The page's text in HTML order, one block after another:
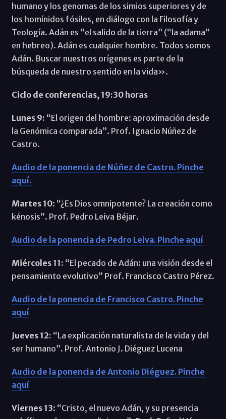
humano y los genomas de los simios superiores y de
los homínidos fósiles, en diálogo con la Filosofía y
Teología. Adán es “el salido de la tierra” (“la adama”
en hebreo). Adán es cualquier hombre. Todos somos
Adán. Buscar nuestros orígenes es parte de la
búsqueda de nuestro sentido en la vida».
Ciclo de conferencias, 19:30 horas
Lunes 9: “El origen del hombre: aproximación desde
la Genómica comparada”. Prof. Ignacio Núñez de
Castro.
Audio de la ponencia de Núñez de Castro. Pinche
aquí.
Martes 10: “¿Es Dios omnipotente? La creación como
kénosis”. Prof. Pedro Leiva Béjar.
Audio de la ponencia de Pedro Leiva. Pinche aquí
Miércoles 11: “El pecado de Adán: una visión desde el
pensamiento evolutivo” Prof. Francisco Castro Pérez.
Audio de la ponencia de Francisco Castro. Pinche
aquí
Jueves 12: “La explicación naturalista de la vida y del
ser humano”. Prof. Antonio J. Diéguez Lucena
Audio de la ponencia de Antonio Diéguez. Pinche
aquí
Viernes 13: “Cristo, el nuevo Adán, y su presencia